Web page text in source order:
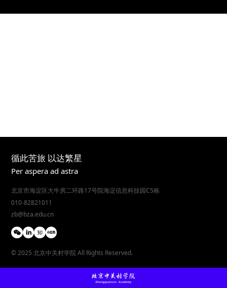
循此苦旅 以达繁星
Per aspera ad astra
北京市海淀区大牛房二环路17号院海淀信息科技园C5栋
010-82821011
zb@bza.edu.cn
© 2025 北京中关村学院 All Rights Reserved.